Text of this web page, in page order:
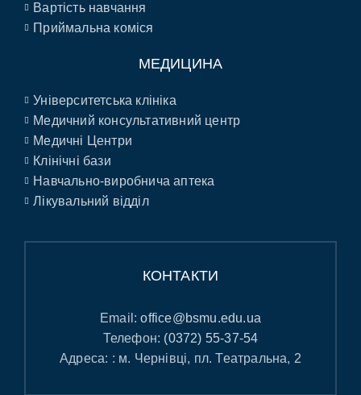
Вартість навчання
Приймальна коміся
МЕДИЦИНА
Університетська клініка
Медичний консультативний центр
Медичні Центри
Клінічні бази
Навчально-виробнича аптека
Лікувальний відділ
КОНТАКТИ
Email:office@bsmu.edu.ua
Телефон: (0372) 55-37-54
Адреса: : м. Чернівці, пл. Театральна, 2